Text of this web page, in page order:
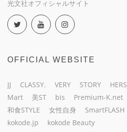
光文社オフィシャルサイト
OFFICIAL WEBSITE
JJ CLASSY. VERY STORY
HERS
Mart
美ST bis
Premium-K.net
和食STYLE
女性自身 SmartFLASH
kokode.jp
kokode Beauty